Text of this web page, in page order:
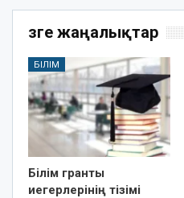
Өзге жаңалықтар
БІЛІМ
Білім гранты
иегерлерінің тізімі